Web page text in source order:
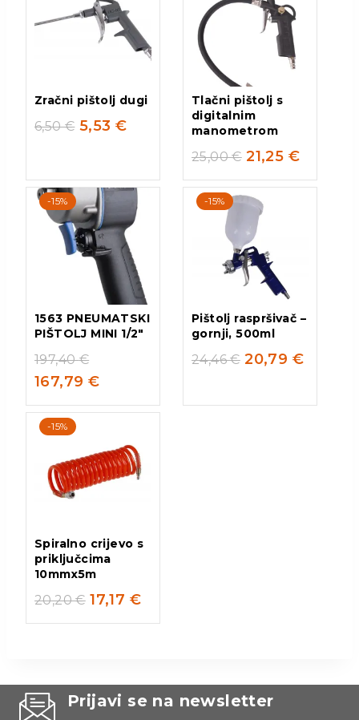
Zračni pištolj dugi
6,50€ 5,53 €
Tlačni pištolj s
digitalnim
manometrom
25,00€ 21,25 €
-15%
1563 PNEUMATSKI
PIŠTOLJ MINI 1/2″
197,40€
167,79 €
-15%
Pištolj raspršivač –
gornji, 500ml
24,46€ 20,79 €
-15%
Spiralno crijevo s
priključcima
10mmx5m
20,20€ 17,17 €
Prijavi se na newsletter